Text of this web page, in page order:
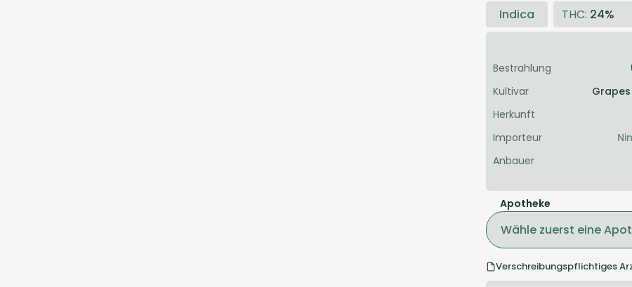
Indica THC: 24%
Bestrahlung
Kultivar
Herkunft
Importeur
Anbauer
Apotheke
Wähle zuerst eine
Verschreibungspflichtiges